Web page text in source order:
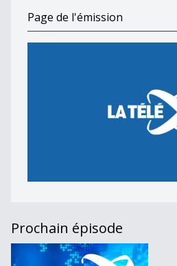
Page de l'émission
Prochain épisode
L&#039;Actu du 25.02.16 - 18h00